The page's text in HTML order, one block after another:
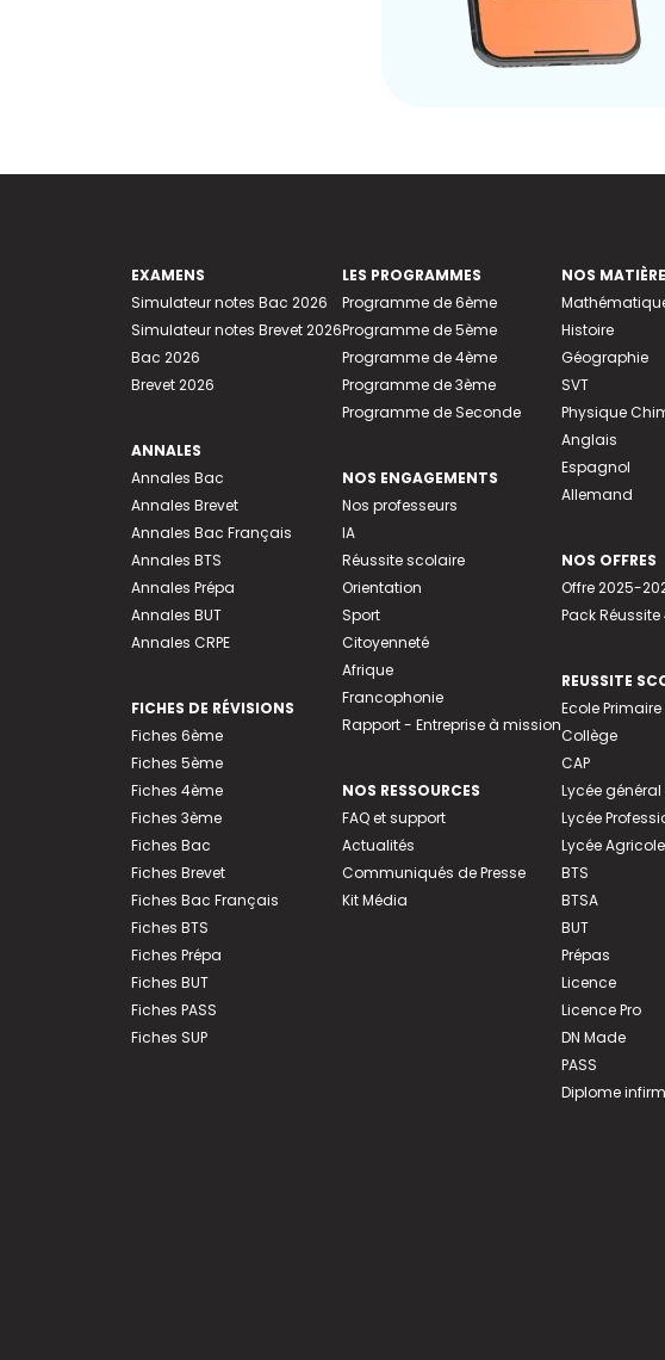
EXAMENS
Simulateur notes Bac 2026
Simulateur notes Brevet 2026
Bac 2026
Brevet 2026
ANNALES
Annales Bac
Annales Brevet
Annales Bac Français
Annales BTS
Annales Prépa
Annales BUT
Annales CRPE
FICHES DE RÉVISIONS
Fiches 6ème
Fiches 5ème
Fiches 4ème
Fiches 3ème
Fiches Bac
Fiches Brevet
Fiches Bac Français
Fiches BTS
Fiches Prépa
Fiches BUT
Fiches PASS
Fiches SUP
LES PROGRAMMES
Programme de 6ème
Programme de 5ème
Programme de 4ème
Programme de 3ème
Programme de Seconde
NOS ENGAGEMENTS
Nos professeurs
IA
Réussite scolaire
Orientation
Sport
Citoyenneté
Afrique
Francophonie
Rapport - Entreprise à mission
NOS RESSOURCES
FAQ et support
Actualités
Communiqués de Presse
Kit Média
NOS
Histoire
Géographie
SVT
Physique
Anglais
Espagnol
Allemand
NOS OFFRES
Offre 2025-
Pack
REUSSITE
Ecole Primaire
Collège
CAP
Lycée
Lycée
Lycée Agricole
BTS
BTSA
BUT
Prépas
Licence
Licence Pro
DN Made
PASS
Diplome